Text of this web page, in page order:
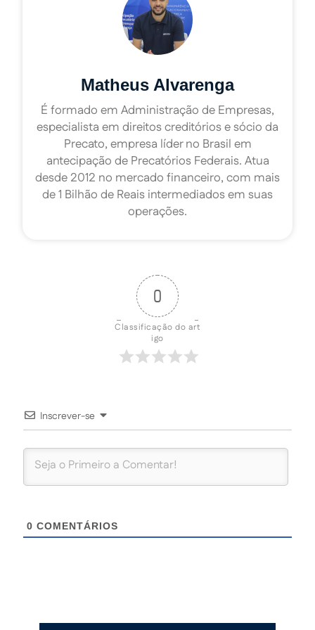
Matheus Alvarenga
É formado em Administração de Empresas,
especialista em direitos creditórios e sócio da
Precato, empresa líder no Brasil em
antecipação de Precatórios Federais. Atua
desde 2012 no mercado financeiro, com mais
de 1 Bilhão de Reais intermediados em suas
operações.
0
Classificação do art
igo
Inscrever-se
0 COMENTÁRIOS